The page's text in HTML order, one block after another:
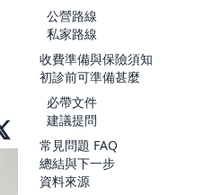
公營路線
私家路線
收費準備與保險須知
初診前可準備甚麼
必帶文件
建議提問
常見問題 FAQ
總結與下一步
資料來源